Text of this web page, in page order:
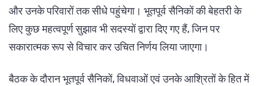
और उनके परिवारों तक सीधे पहुंचेगा। भूतपूर्व सैनिकों की बेहतरी के
लिए कुछ महत्वपूर्ण सुझाव भी सदस्यों द्वारा दिए गए हैं, जिन पर
सकारात्मक रूप से विचार कर उचित निर्णय लिया जाएगा।
बैठक के दौरान भूतपूर्व सैनिकों, विधवाओं एवं उनके आश्रितों के हित में